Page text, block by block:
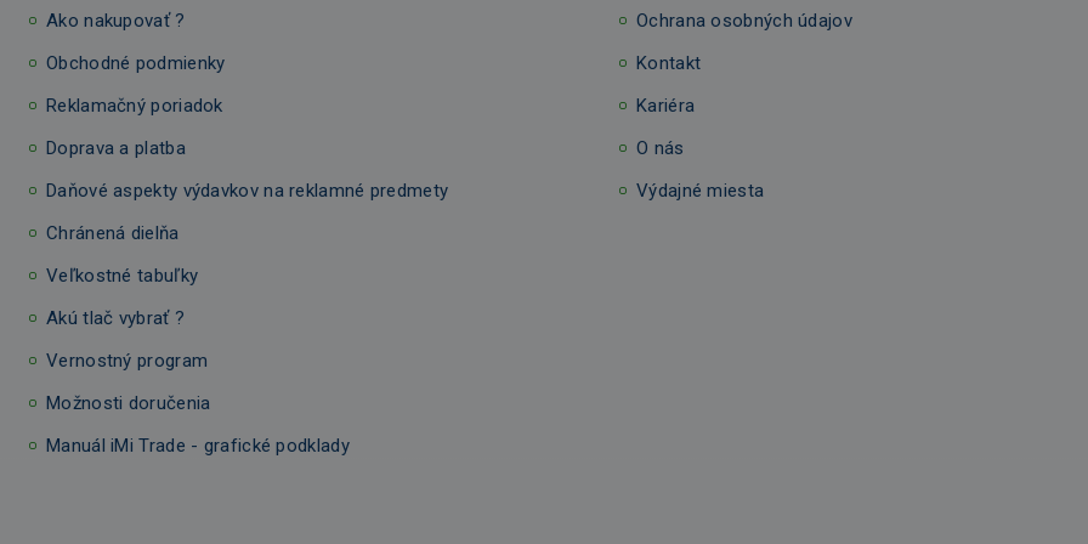
Ako nakupovať ?
Obchodné podmienky
Reklamačný poriadok
Doprava a platba
Daňové aspekty výdavkov na reklamné predmety
Chránená dielňa
Veľkostné tabuľky
Akú tlač vybrať ?
Vernostný program
Možnosti doručenia
Manuál iMi Trade - grafické podklady
Ochrana osobných údajov
Kontakt
Kariéra
O nás
Výdajné miesta